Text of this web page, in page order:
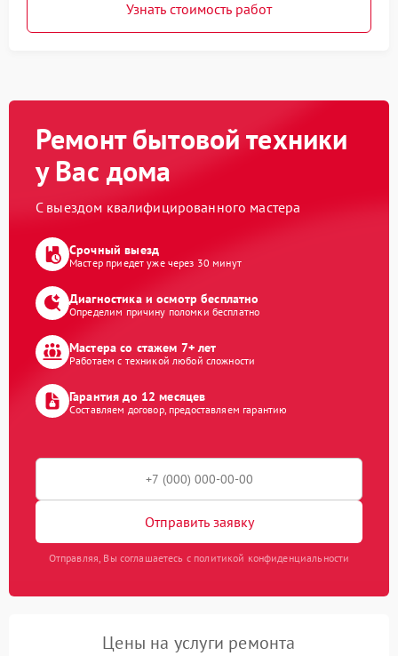
Узнать стоимость работ
Ремонт бытовой техники
у Вас дома
С выездом квалифицированного мастера
Срочный выезд
Мастер приедет уже через 30 минут
Диагностика и осмотр бесплатно
Определим причину поломки бесплатно
Мастера со стажем 7+ лет
Работаем с техникой любой сложности
Гарантия до 12 месяцев
Составляем договор, предоставляем гарантию
Отправить заявку
Отправляя, Вы соглашаетесь с политикой конфиденциальности
Цены на услуги ремонта